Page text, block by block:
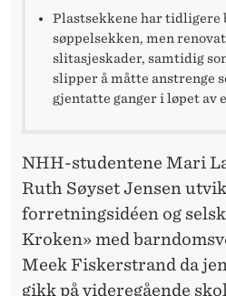
Plastsekkene har
søppelsekken, men
slitasjeskader, samtidig
slipper å måtte anstrenge
gjentatte ganger i løpet av
NHH-studentene Mari
Ruth Søyset Jensen
forretningsidéen og
Kroken» med
Meek Fiskerstrand da
gikk på videregående